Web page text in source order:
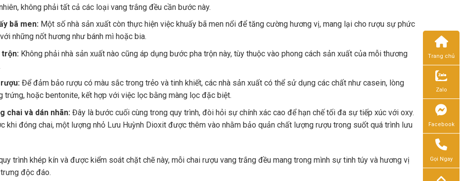
không phải tất cả các loại vang trắng đều cần bước này.
bã men:Một số nhà sản xuất còn thực hiện việc khuấy bã men nổi để tăng cường hương vị, mang lại cho rượu sự phức
những nốt hương như bánh mì hoặc bia.
trộn:Không phải nhà sản xuất nào cũng áp dụng bước pha trộn này, tùy thuộc vào phong cách sản xuất của mỗi thương
Để đảm bảo rượu có màu sắc trong trẻo và tinh khiết, các nhà sản xuất có thể sử dụng các chất như casein, lòng
trứng, hoặc bentonite, kết hợp với việc lọc bằng màng lọc đặc biệt.
chai và dán nhãn:Đây là bước cuối cùng trong quy trình, đòi hỏi sự chính xác cao để hạn chế tối đa sự tiếp xúc với oxy.
khi đóng chai, một lượng nhỏ Lưu Huỳnh Dioxit được thêm vào nhằm bảo quản chất lượng rượu trong suốt quá trình lưu
trình khép kín và được kiểm soát chặt chẽ này, mỗi chai rượu vang trắng đều mang trong mình sự tinh túy và hương vị
độc đáo.
Trang chủ
Zalo
Facebook
Gọi Ngay